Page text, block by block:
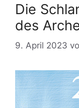
Die
des
9. April 2023